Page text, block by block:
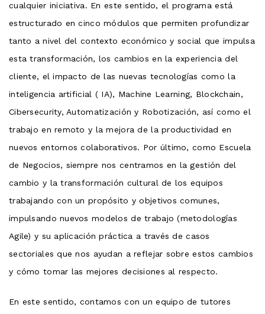
cualquier iniciativa. En este sentido, el programa está
estructurado en cinco módulos que permiten profundizar
tanto a nivel del contexto económico y social que impulsa
esta transformación, los cambios en la experiencia del
cliente, el impacto de las nuevas tecnologías como la
inteligencia artificial ( IA), Machine Learning, Blockchain,
Cibersecurity, Automatización y Robotización, así como el
trabajo en remoto y la mejora de la productividad en
nuevos entornos colaborativos. Por último, como Escuela
de Negocios, siempre nos centramos en la gestión del
cambio y la transformación cultural de los equipos
trabajando con un propósito y objetivos comunes,
impulsando nuevos modelos de trabajo (metodologías
Agile) y su aplicación práctica a través de casos
sectoriales que nos ayudan a reflejar sobre estos cambios
y cómo tomar las mejores decisiones al respecto.
En este sentido, contamos con un equipo de tutores